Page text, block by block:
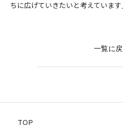
ちに広げていきたいと考えています
一覧に
TOP